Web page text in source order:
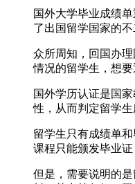
国外大学毕业成绩
了出国留学国家的
众所周知，回国办
情况的留学生，想要
国外学历认证是国
性，从而判定留学
留学生只有成绩单
课程只能颁发毕业
但是，需要说明的